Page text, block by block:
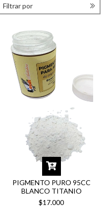
Filtrar por
PIGMENTO PURO 95CC
BLANCO TITANIO
$17.000